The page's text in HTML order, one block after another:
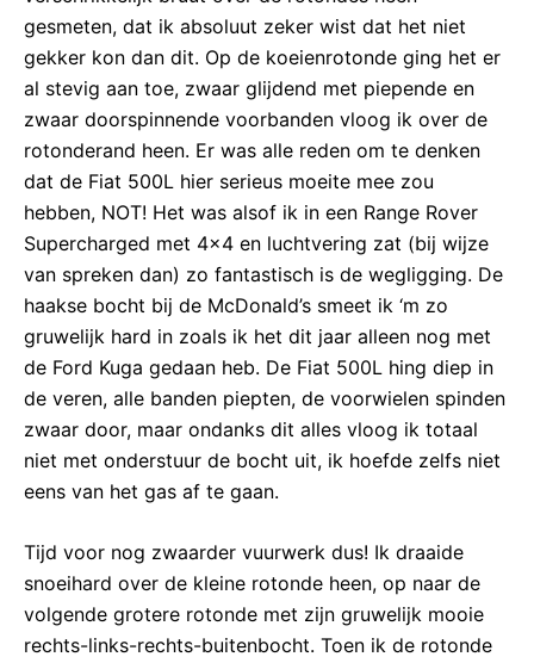
gesmeten, dat ik absoluut zeker wist dat het niet
gekker kon dan dit. Op de koeienrotonde ging het er
al stevig aan toe, zwaar glijdend met piepende en
zwaar doorspinnende voorbanden vloog ik over de
rotonderand heen. Er was alle reden om te denken
dat de Fiat 500L hier serieus moeite mee zou
hebben, NOT! Het was alsof ik in een Range Rover
Supercharged met 4×4 en luchtvering zat (bij wijze
van spreken dan) zo fantastisch is de wegligging. De
haakse bocht bij de McDonald’s smeet ik ‘m zo
gruwelijk hard in zoals ik het dit jaar alleen nog met
de Ford Kuga gedaan heb. De Fiat 500L hing diep in
de veren, alle banden piepten, de voorwielen spinden
zwaar door, maar ondanks dit alles vloog ik totaal
niet met onderstuur de bocht uit, ik hoefde zelfs niet
eens van het gas af te gaan.
Tijd voor nog zwaarder vuurwerk dus! Ik draaide
snoeihard over de kleine rotonde heen, op naar de
volgende grotere rotonde met zijn gruwelijk mooie
rechts-links-rechts-buitenbocht. Toen ik de rotonde